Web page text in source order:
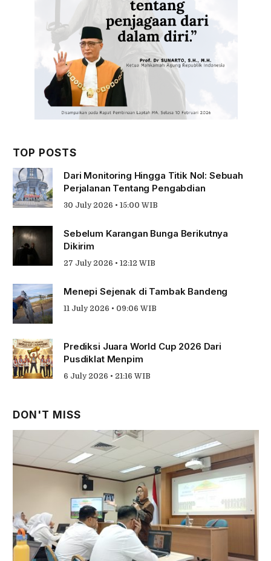
TOP POSTS
Dari Monitoring Hingga Titik Nol: Sebuah
Perjalanan Tentang Pengabdian
30 July 2026 • 15:00 WIB
Sebelum Karangan Bunga Berikutnya
Dikirim
27 July 2026 • 12:12 WIB
Menepi Sejenak di Tambak Bandeng
11 July 2026 • 09:06 WIB
Prediksi Juara World Cup 2026 Dari
Pusdiklat Menpim
6 July 2026 • 21:16 WIB
DON'T MISS